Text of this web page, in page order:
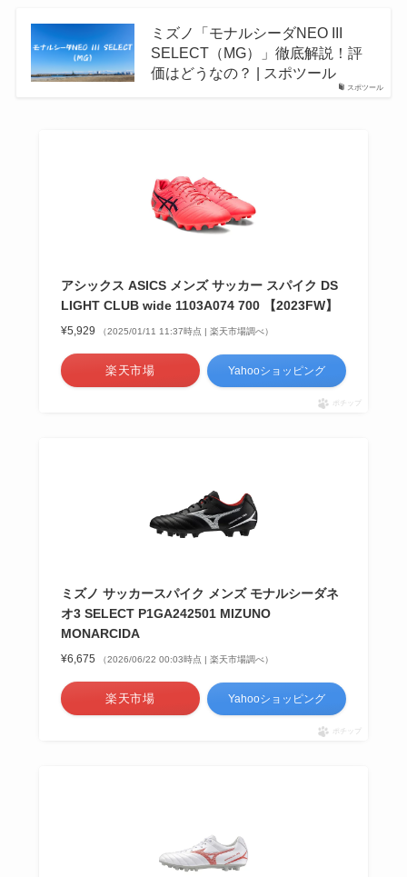
スポツール
ミズノ「モナルシーダNEO III
SELECT（MG）」徹底解説！評
価はどうなの？ | スポツール
アシックス ASICS メンズ サッカー スパイク DS
LIGHT CLUB wide 1103A074 700 【2023FW】
¥5,929 （2025/01/11 11:37時点 | 楽天市場調べ）
楽天市場 Yahooショッピング
ポチップ
ミズノ サッカースパイク メンズ モナルシーダネ
オ3 SELECT P1GA242501 MIZUNO
MONARCIDA
¥6,675 （2026/06/22 00:03時点 | 楽天市場調べ）
楽天市場 Yahooショッピング
ポチップ